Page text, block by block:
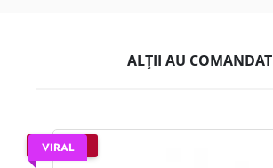
ALȚII AU COMANDAT
–35%
VIRAL